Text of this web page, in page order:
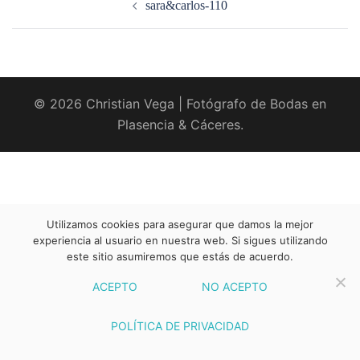
sara&carlos-110
© 2026 Christian Vega | Fotógrafo de Bodas en
Plasencia & Cáceres.
Utilizamos cookies para asegurar que damos la mejor
experiencia al usuario en nuestra web. Si sigues utilizando
este sitio asumiremos que estás de acuerdo.
ACEPTO NO ACEPTO
POLÍTICA DE PRIVACIDAD